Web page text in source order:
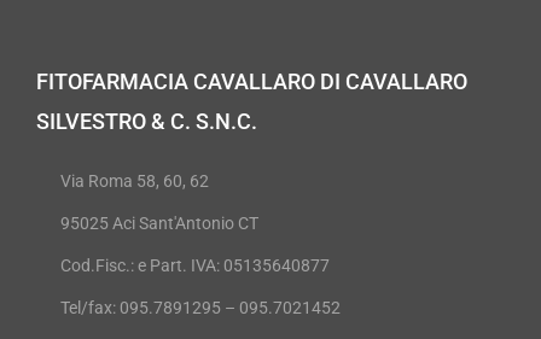
FITOFARMACIA CAVALLARO DI CAVALLARO
SILVESTRO & C. S.N.C.
Via Roma 58, 60, 62
95025 Aci Sant'Antonio CT
Cod.Fisc.: e Part. IVA: 05135640877
Tel/fax: 095.7891295 – 095.7021452